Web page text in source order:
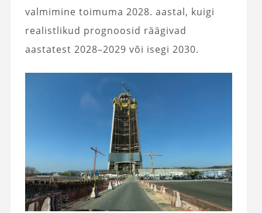
valmimine toimuma 2028. aastal, kuigi
realistlikud prognoosid räägivad
aastatest 2028–2029 või isegi 2030.